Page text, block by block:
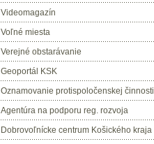
Videomagazín
Voľné miesta
Verejné obstarávanie
Geoportál KSK
Oznamovanie protispoločenskej činnosti
Agentúra na podporu reg. rozvoja
Dobrovoľnícke centrum Košického kraja